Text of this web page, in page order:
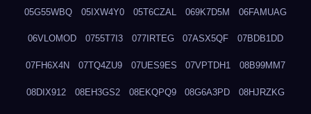
05G55WBQ 05IXW4Y0 05T6CZAL 069K7D5M 06FAMUAG
06VLOMOD 0755T7I3 077IRTEG 07ASX5QF 07BDB1DD
07FH6X4N 07TQ4ZU9 07UES9ES 07VPTDH1 08B99MM7
08DIX912 08EH3GS2 08EKQPQ9 08G6A3PD 08HJRZKG